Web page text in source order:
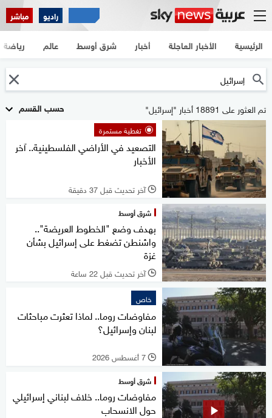
راديو مباشر
الرئيسية الأخبار العاجلة أخبار شرق أوسط عالم رياضة
حسب القسم تم العثور على 18891 أخبار "إسرائيل"
تغطية مستمرة
التصعيد في الأراضي الفلسطينية.. آخر
الأخبار
l آخر تحديث قبل 37 دقيقة
شرق أوسط
بهدف وضع "الخطوط العريضة"..
واشنطن تضغط على إسرائيل بشأن
غزة
l آخر تحديث قبل 22 ساعة
خاص
مفاوضات روما.. لماذا تعثرت مباحثات
لبنان وإسرائيل؟
l 7 أغسطس 2026
شرق أوسط
مفاوضات روما.. خلاف لبناني إسرائيلي
حول الانسحاب